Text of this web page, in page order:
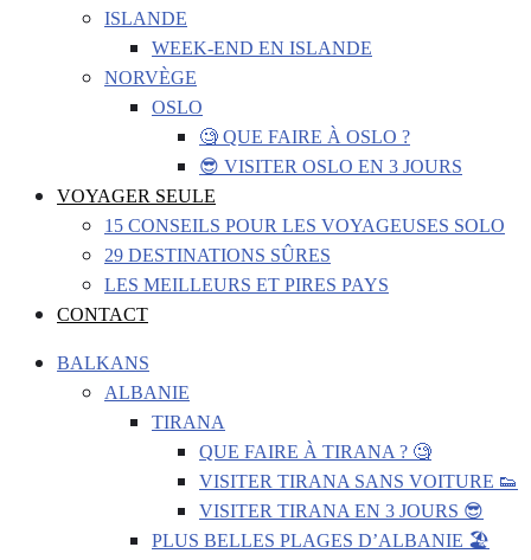
ISLANDE
WEEK-END EN ISLANDE
NORVÈGE
OSLO
🧐 QUE FAIRE À OSLO ?
😎 VISITER OSLO EN 3 JOURS
VOYAGER SEULE
15 CONSEILS POUR LES VOYAGEUSES SOLO
29 DESTINATIONS SÛRES
LES MEILLEURS ET PIRES PAYS
CONTACT
BALKANS
ALBANIE
TIRANA
QUE FAIRE À TIRANA ? 🧐
VISITER TIRANA SANS VOITURE 👟
VISITER TIRANA EN 3 JOURS 😎
PLUS BELLES PLAGES D’ALBANIE 🏖️